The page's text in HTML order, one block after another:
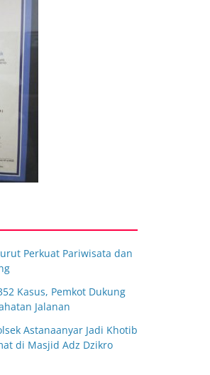
Perkuat Pariwisata dan
Kasus, Pemkot Dukung
Jalanan
Astanaanyar Jadi Khotib
di Masjid Adz Dzikro